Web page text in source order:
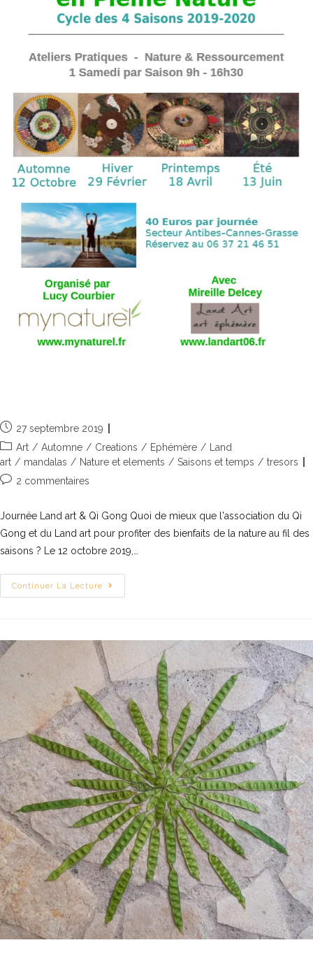
27 septembre 2019
Art / Automne / Creations / Ephémère /
Land
art / mandalas / Nature et elements / Saisons et temps / tresors
2 commentaires
Journée Land art & Qi Gong Quoi de mieux que l'association du Qi
Gong et du Land art pour profiter des bienfaits de la nature au fil des
saisons ? Le 12 octobre 2019,…
Continuer La Lecture